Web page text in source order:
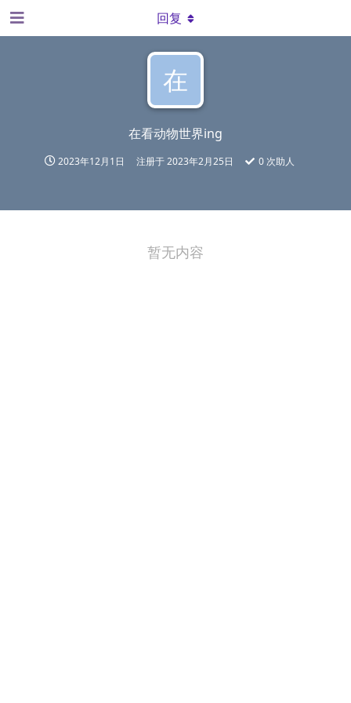
在
在看动物世界ing
2023年12月1日 注册于2023年2月25日 0 次助人
回复
暂无内容